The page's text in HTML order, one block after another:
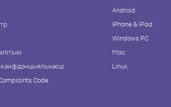
Code
Android
iPhone & iPad
Windows PC
Mac
Linux